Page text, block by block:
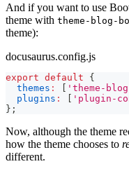
And if you want to use
theme with theme-blog-
theme):
docusaurus.config.js
export default
{
themes : [ 'theme-
plugins : [ 'plugin-
} ;
Now, although the theme
how the theme chooses to
different.